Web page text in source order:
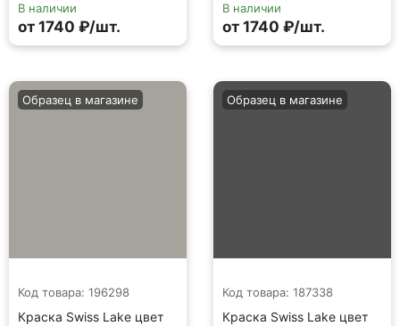
В наличии
от 1740 ₽/шт.
В наличии
от 1740 ₽/шт.
Код товара: 196298
Краска Swiss Lake цвет
Образец в магазине
Код товара: 187338
Краска Swiss Lake цвет
Образец в магазине